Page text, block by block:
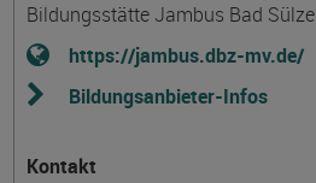
Bildungsstätte Jambus Bad Sülze
https://jambus.dbz-mv.de/
Bildungsanbieter-Infos
Kontakt